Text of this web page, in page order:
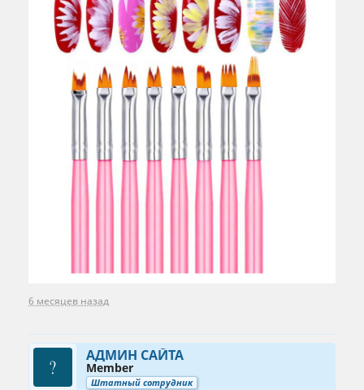
6 месяцев назад
АДМИН САЙТА
Member
Штатный сотрудник